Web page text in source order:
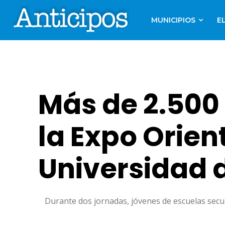
MUNICIPIOS
Más de
la Expo
Universidad
Durante dos jornadas, jóvenes de escuelas